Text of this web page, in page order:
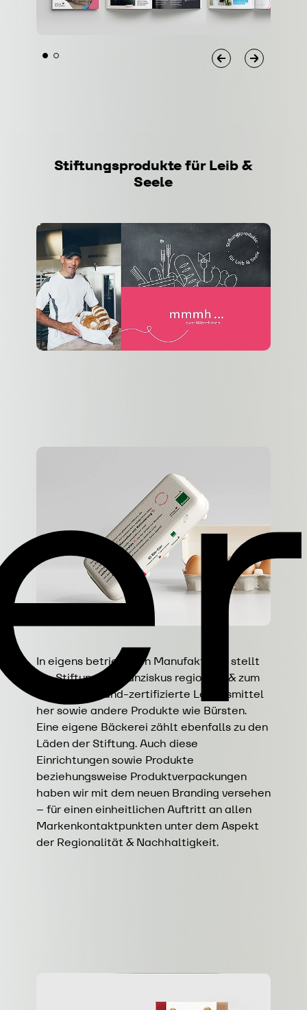
StiftungsproduktefürLeib&
Seele
In eigens betriebenen Manufakturen stellt
die Stiftung St. Franziskus regionale & zum
Großteil Bioland-zertifizierte Lebensmittel
her sowie andere Produkte wie Bürsten.
Eine eigene Bäckerei zählt ebenfalls zu den
Läden der Stiftung. Auch diese
Einrichtungen sowie Produkte
beziehungsweise Produktverpackungen
haben wir mit dem neuen Branding versehen
– für einen einheitlichen Auftritt an allen
Markenkontaktpunkten unter dem Aspekt
der Regionalität & Nachhaltigkeit.